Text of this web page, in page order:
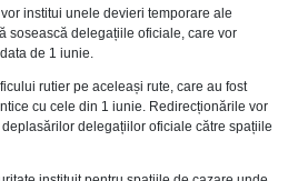
institui unele devieri temporare ale
sosească delegațiile oficiale, care vor
de 1 iunie.
rutier pe aceleași rute, care au fost
cu cele din 1 iunie. Redirecționările vor
delegațiilor oficiale către spațiile